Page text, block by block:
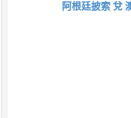
阿根廷披索 兌